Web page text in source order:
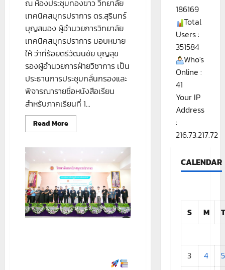
ณ ห้องประชุมทองขาว วิทยาลัย
เทคนิคสมุทรปราการ ดร.สุรินทร์
บุญสนอง ผู้อำนวยการวิทยาลัย
เทคนิคสมุทรปราการ มอบหมาย
ให้ ว่าที่ร้อยตรีวัฒนชัย บุญสุข
รองผู้อำนวยการฝ่ายวิชาการ เป็น
ประธานการประชุมกลั่นกรองและ
พิจารณารายชื่อหนังสือเรียน
สำหรับภาคเรียนที่ 1...
Read MoreRead
more
กลั่น
กรอง
หนังสือ
เรียน
ภาค
เรียน
ที่
1
186169
Total
Users :
351584
Who's
Online :
41
Your IP
Address
:
216.73.217.72
CALENDAR
S M T
3 4
5